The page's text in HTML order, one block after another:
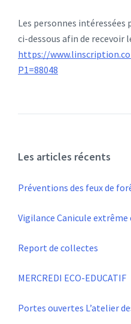
Les personnes intéressées
ci-dessous afin de recevoir
https://
P1=88048
Les articles récents
Préventions des feux de
Vigilance Canicule extrême
Report de collectes
MERCREDI ECO-EDUCATIF
Portes ouvertes L’atelier